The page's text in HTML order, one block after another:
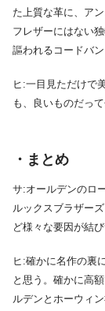
た上質な革に、ア
フレザーにはない
謳われるコードバ
ヒ:一目見ただけで
も、良いものだっ
・まとめ
サ:オールデンのロ
ルックスブラザー
ど様々な要因が結
ヒ:確かに名作の裏
と思う。確かに高
ルデンとホーウィ